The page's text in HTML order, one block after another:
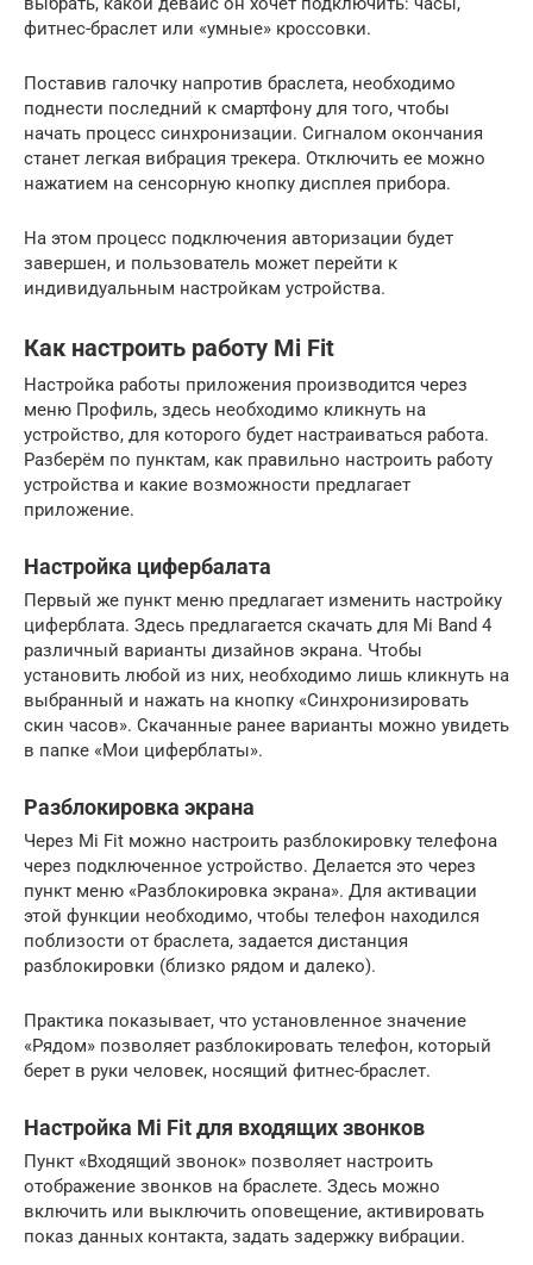
фитнес-браслет или «умные» кроссовки.
Поставив галочку напротив браслета, необходимо
поднести последний к смартфону для того, чтобы
начать процесс синхронизации. Сигналом окончания
станет легкая вибрация трекера. Отключить ее можно
нажатием на сенсорную кнопку дисплея прибора.
На этом процесс подключения авторизации будет
завершен, и пользователь может перейти к
индивидуальным настройкам устройства.
Как настроить работу Mi Fit
Настройка работы приложения производится через
меню Профиль, здесь необходимо кликнуть на
устройство, для которого будет настраиваться работа.
Разберём по пунктам, как правильно настроить работу
устройства и какие возможности предлагает
приложение.
Настройка цифербалата
Первый же пункт меню предлагает изменить настройку
циферблата. Здесь предлагается скачать для Mi Band 4
различный варианты дизайнов экрана. Чтобы
установить любой из них, необходимо лишь кликнуть на
выбранный и нажать на кнопку «Синхронизировать
скин часов». Скачанные ранее варианты можно увидеть
в папке «Мои циферблаты».
Разблокировка экрана
Через Mi Fit можно настроить разблокировку телефона
через подключенное устройство. Делается это через
пункт меню «Разблокировка экрана». Для активации
этой функции необходимо, чтобы телефон находился
поблизости от браслета, задается дистанция
разблокировки (близко рядом и далеко).
Практика показывает, что установленное значение
«Рядом» позволяет разблокировать телефон, который
берет в руки человек, носящий фитнес-браслет.
Настройка Mi Fit для входящих звонков
Пункт «Входящий звонок» позволяет настроить
отображение звонков на браслете. Здесь можно
включить или выключить оповещение, активировать
показ данных контакта, задать задержку вибрации.